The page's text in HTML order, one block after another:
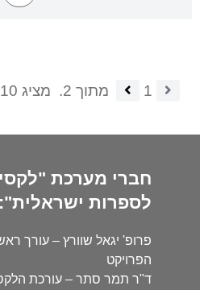
1 מתוך 2. מציג 10 ערכים.
חברי מערכת
לספרות ישראלית":
פרופ' יגאל שוורץ – עורך
הפרויקט
ד"ר תמר סתר – עורכת